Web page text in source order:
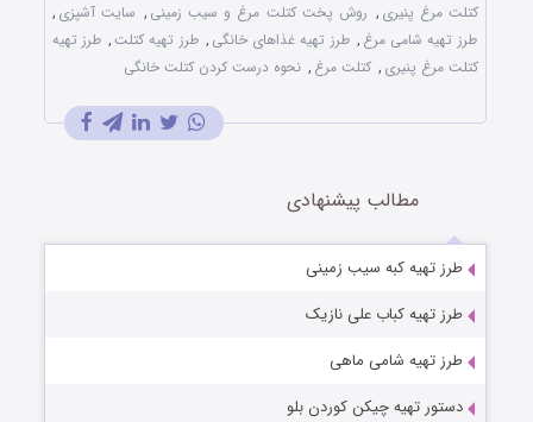
کتلت مرغ پنیری , روش پخت کتلت مرغ و سیب زمینی , سایت آشپزی ,
طرز تهیه شامی مرغ , طرز تهیه غذاهای خانگی , طرز تهیه کتلت, طرز تهیه
کتلت مرغ پنیری , کتلت مرغ , نحوه درست کردن کتلت خانگی
مطالب پیشنهادی
طرز تهیه کبه سیب زمینی
طرز تهیه کباب علی نازیک
طرز تهیه شامی ماهی
دستور تهیه چیکن کوردن بلو